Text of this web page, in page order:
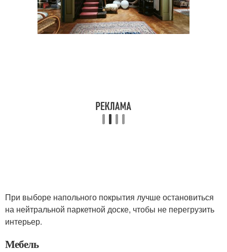
При выборе напольного покрытия лучше остановиться
на нейтральной паркетной доске, чтобы не перегрузить
интерьер.
Мебель